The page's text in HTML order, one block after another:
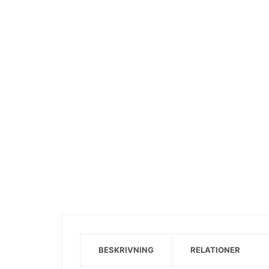
BESKRIVNING RELATIONER